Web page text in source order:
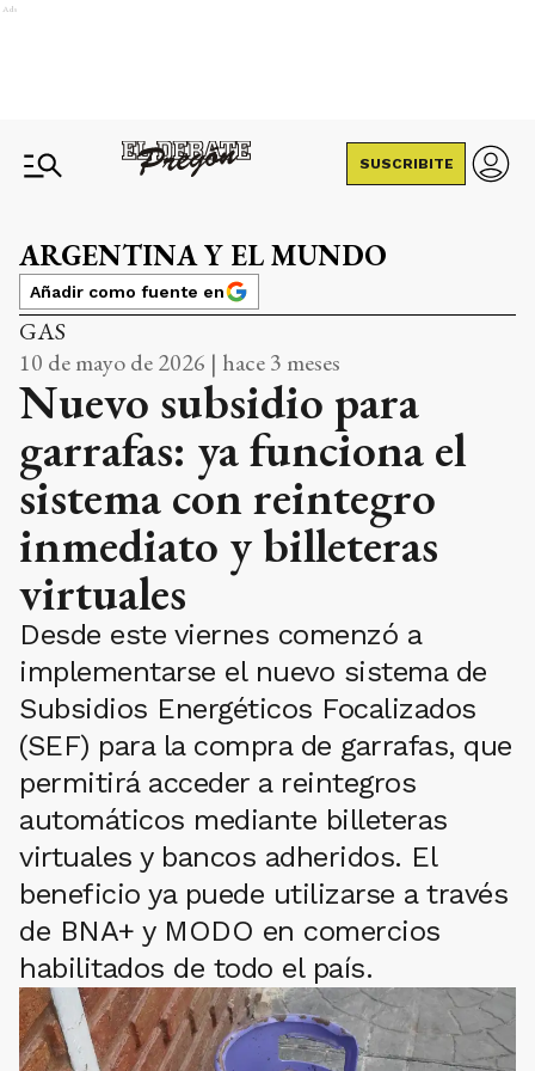
Ads
SUSCRIBITE
ARGENTINA Y EL MUNDO
Añadir como fuente en
GAS
10 de mayo de 2026 | hace 3 meses
Nuevo subsidio para
garrafas: ya funciona el
sistema con reintegro
inmediato y billeteras
virtuales
Desde este viernes comenzó a
implementarse el nuevo sistema de
Subsidios Energéticos Focalizados
(SEF) para la compra de garrafas, que
permitirá acceder a reintegros
automáticos mediante billeteras
virtuales y bancos adheridos. El
beneficio ya puede utilizarse a través
de BNA+ y MODO en comercios
habilitados de todo el país.